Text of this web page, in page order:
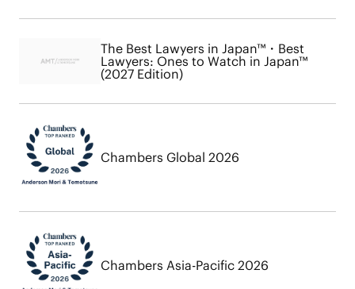
The Best Lawyers in Japan™・Best
Lawyers: Ones to Watch in Japan™
(2027 Edition)
Chambers Global 2026
Chambers Asia-Pacific 2026